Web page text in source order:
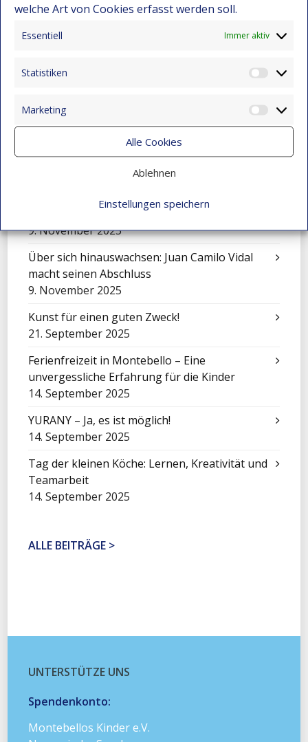
welche Art von Cookies erfasst werden soll.
Essentiell Immer aktiv
Statistiken
Marketing
Alle Cookies
Ablehnen
Einstellungen speichern
Festival-Seminar für Orchesterleitung 2025 –
Wo Gemeinschaft und Musik neue Wege
15. Dezember 2025
Esperanza beim Festival in El Salvador
9. November 2025
Feier zum Tag der Liebe und Freundschaft
Mit Klängen gemeinsam wachsen: Sinfonisches
Konzert in Montebello
9. November 2025
Über sich hinauswachsen: Juan Camilo Vidal
macht seinen Abschluss
9. November 2025
Kunst für einen guten Zweck!
21. September 2025
Ferienfreizeit in Montebello – Eine
unvergessliche Erfahrung für die Kinder
14. September 2025
YURANY – Ja, es ist möglich!
14. September 2025
Tag der kleinen Köche: Lernen, Kreativität und
Teamarbeit
14. September 2025
ALLE BEITRÄGE >
UNTERSTÜTZE UNS
Spendenkonto:
Montebellos Kinder e.V.